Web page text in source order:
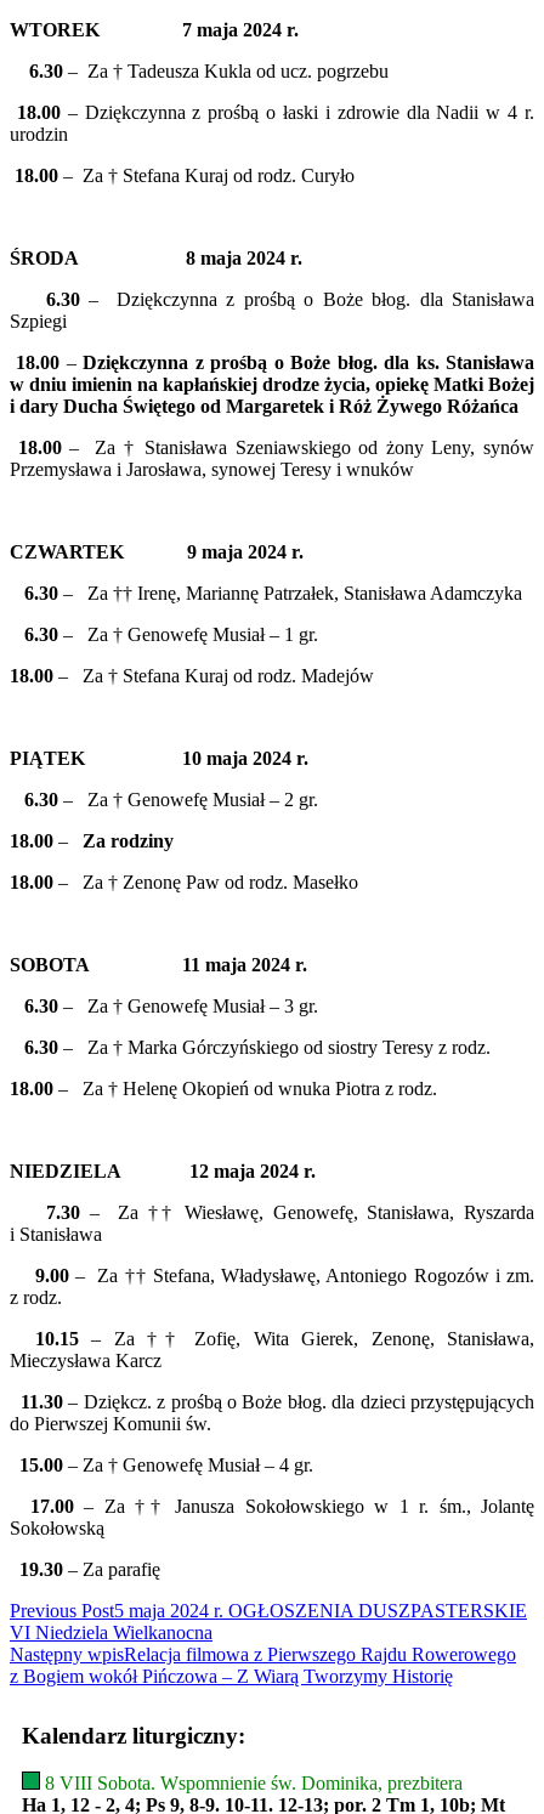
WTOREK 7 maja 2024 r.
6.30 – Za † Tadeusza Kukla od ucz. pogrzebu
18.00– Dziękczynna z prośbą o łaski i zdrowie dla Nadii w 4 r.
urodzin
18.00 – Za † Stefana Kuraj od rodz. Curyło
ŚRODA 8 maja 2024 r.
6.30– Dziękczynna z prośbą o Boże błog. dla Stanisława
Szpiegi
18.00 –Dziękczynna z prośbą o Boże błog. dla ks. Stanisława
w dniu imienin na kapłańskiej drodze życia, opiekę Matki Bożej
i dary Ducha Świętego od Margaretek i Róż Żywego Różańca
18.00– Za † Stanisława Szeniawskiego od żony Leny, synów
Przemysława i Jarosława, synowej Teresy i wnuków
CZWARTEK 9 maja 2024 r.
6.30 – Za †† Irenę, Mariannę Patrzałek, Stanisława Adamczyka
6.30 – Za † Genowefę Musiał – 1 gr.
18.00 – Za † Stefana Kuraj od rodz. Madejów
PIĄTEK 10 maja 2024 r.
6.30 – Za † Genowefę Musiał – 2 gr.
18.00 – Za rodziny
18.00 – Za † Zenonę Paw od rodz. Masełko
SOBOTA 11 maja 2024 r.
6.30 – Za † Genowefę Musiał – 3 gr.
6.30 – Za † Marka Górczyńskiego od siostry Teresy z rodz.
18.00 – Za † Helenę Okopień od wnuka Piotra z rodz.
NIEDZIELA 12 maja 2024 r.
7.30 – Za †† Wiesławę, Genowefę, Stanisława, Ryszarda
i Stanisława
9.00 – Za †† Stefana, Władysławę, Antoniego Rogozów i zm.
z rodz.
10.15– Za †† Zofię, Wita Gierek, Zenonę, Stanisława,
Mieczysława Karcz
11.30– Dziękcz. z prośbą o Boże błog. dla dzieci przystępujących
do Pierwszej Komunii św.
15.00 – Za † Genowefę Musiał – 4 gr.
17.00– Za †† Janusza Sokołowskiego w 1 r. śm., Jolantę
Sokołowską
19.30 – Za parafię
Read
more
articles
Previous Post5 maja 2024 r. OGŁOSZENIA DUSZPASTERSKIE
VI Niedziela Wielkanocna
Następny wpisRelacja filmowa z Pierwszego Rajdu Rowerowego
z Bogiem wokół Pińczowa – Z Wiarą Tworzymy Historię
Kalendarz liturgiczny:
8 VIII Sobota. Wspomnienie św. Dominika, prezbitera
Ha 1, 12 - 2, 4; Ps 9, 8-9. 10-11. 12-13; por. 2 Tm 1, 10b; Mt